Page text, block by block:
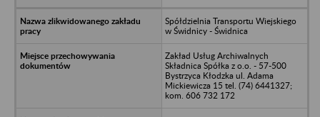
Spółdzielnia Transportu Wiejskiego
w Świdnicy - Świdnica
Zakład Usług Archiwalnych
Składnica Spółka z o.o. - 57-500
Bystrzyca Kłodzka ul. Adama
Mickiewicza 15 tel. (74) 6441327;
kom. 606 732 172